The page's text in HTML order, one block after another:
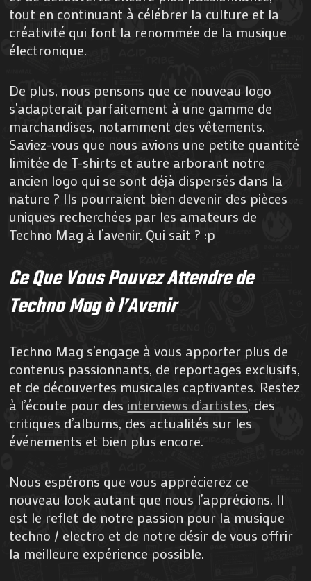
tout en continuant à célébrer la culture et la
créativité qui font la renommée de la musique
électronique.
De plus, nous pensons que ce nouveau logo
s’adapterait parfaitement à une gamme de
marchandises, notamment des vêtements.
Saviez-vous que nous avions une petite quantité
limitée de T-shirts et autre arborant notre
ancien logo qui se sont déjà dispersés dans la
nature ? Ils pourraient bien devenir des pièces
uniques recherchées par les amateurs de
Techno Mag à l’avenir. Qui sait ? :p
Ce Que Vous Pouvez Attendre de
Techno Mag à l’Avenir
Techno Mag s’engage à vous apporter plus de
contenus passionnants, de reportages exclusifs,
et de découvertes musicales captivantes. Restez
à l’écoute pour des interviews d’artistes, des
critiques d’albums, des actualités sur les
événements et bien plus encore.
Nous espérons que vous apprécierez ce
nouveau look autant que nous l’apprécions. Il
est le reflet de notre passion pour la musique
techno / electro et de notre désir de vous offrir
la meilleure expérience possible.